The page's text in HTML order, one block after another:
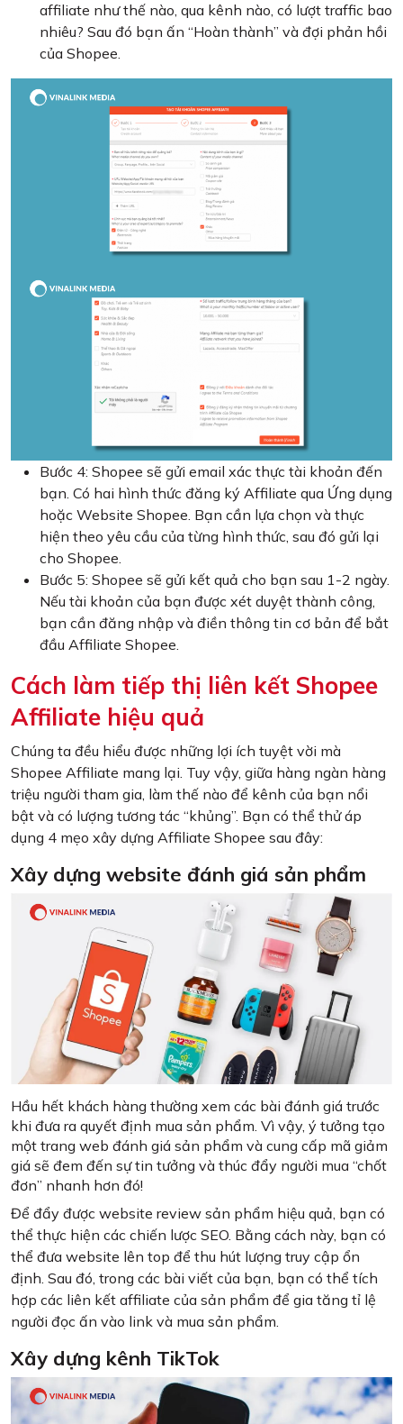
affiliate như thế nào, qua kênh nào, có lượt traffic bao
nhiêu? Sau đó bạn ấn “Hoàn thành” và đợi phản hồi
của Shopee.
Bước 4: Shopee sẽ gửi email xác thực tài khoản đến
bạn. Có hai hình thức đăng ký Affiliate qua Ứng dụng
hoặc Website Shopee. Bạn cần lựa chọn và thực
hiện theo yêu cầu của từng hình thức, sau đó gửi lại
cho Shopee.
Bước 5: Shopee sẽ gửi kết quả cho bạn sau 1-2 ngày.
Nếu tài khoản của bạn được xét duyệt thành công,
bạn cần đăng nhập và điền thông tin cơ bản để bắt
đầu Affiliate Shopee.
Cách làm tiếp thị liên kết Shopee
Affiliate hiệu quả
Chúng ta đều hiểu được những lợi ích tuyệt vời mà
Shopee Affiliate mang lại. Tuy vậy, giữa hàng ngàn hàng
triệu người tham gia, làm thế nào để kênh của bạn nổi
bật và có lượng tương tác “khủng”. Bạn có thể thử áp
dụng 4 mẹo xây dựng Affiliate Shopee sau đây:
Xây dựng website đánh giá sản phẩm
Hầu hết khách hàng thường xem các bài đánh giá trước
khi đưa ra quyết định mua sản phẩm. Vì vậy, ý tưởng tạo
một trang web đánh giá sản phẩm và cung cấp mã giảm
giá sẽ đem đến sự tin tưởng và thúc đẩy người mua “chốt
đơn” nhanh hơn đó!
Để đẩy được website review sản phẩm hiệu quả, bạn có
thể thực hiện các chiến lược SEO. Bằng cách này, bạn có
thể đưa website lên top để thu hút lượng truy cập ổn
định. Sau đó, trong các bài viết của bạn, bạn có thể tích
hợp các liên kết affiliate của sản phẩm để gia tăng tỉ lệ
người đọc ấn vào link và mua sản phẩm.
Xây dựng kênh TikTok